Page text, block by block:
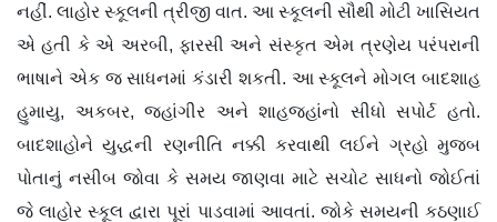
નહીં. લાહોર સ્કૂલની ત્રીજી વાત. આ સ્કૂલની સૌથી મોટી ખાસિયત
એ હતી કે એ અરબી, ફારસી અને સંસ્કૃત એમ ત્રણેય પરંપરાની
ભાષાને એક જ સાધનમાં કંડારી શકતી. આ સ્કૂલને મોગલ બાદશાહ
હુમાયુ, અકબર, જહાંગીર અને શાહજહાંનો સીધો સપોર્ટ હતો.
બાદશાહોને યુદ્ધની રણનીતિ નક્કી કરવાથી લઈને ગ્રહો મુજબ
પોતાનું નસીબ જોવા કે સમય જાણવા માટે સચોટ સાધનો જોઈતાં
જે લાહોર સ્કૂલ દ્વારા પૂરાં પાડવામાં આવતાં. જોકે સમયની કઠણાઈ